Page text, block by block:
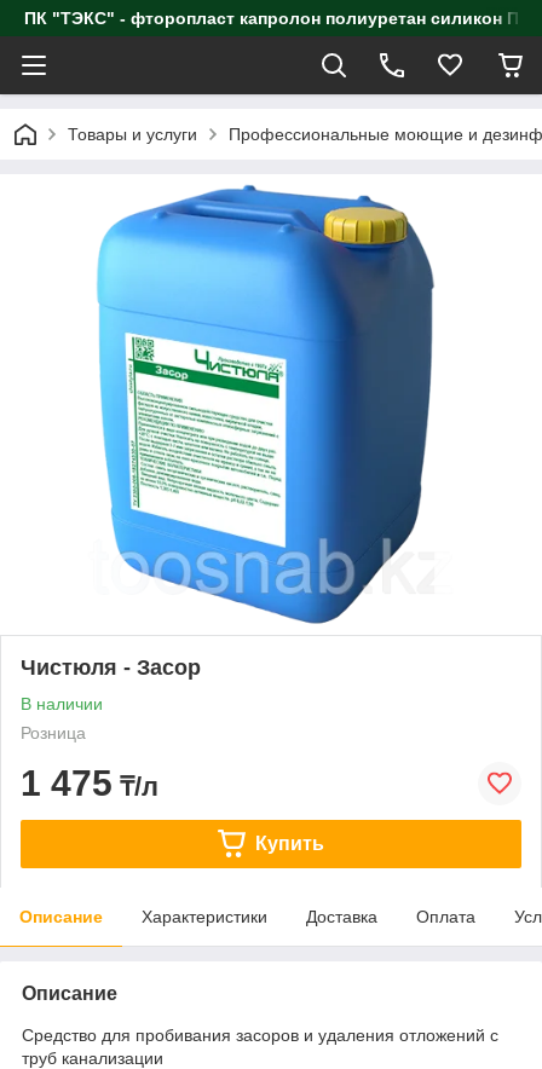
ПК "ТЭКС" - фторопласт капролон полиуретан
Товары и услуги Профессиональные моющие и
Чистюля - Засор
В наличии
Розница
1 475 ₸/л
Купить
Описание Характеристики Доставка Оплата
Описание
Средство для пробивания засоров и удаления отложений с
труб канализации